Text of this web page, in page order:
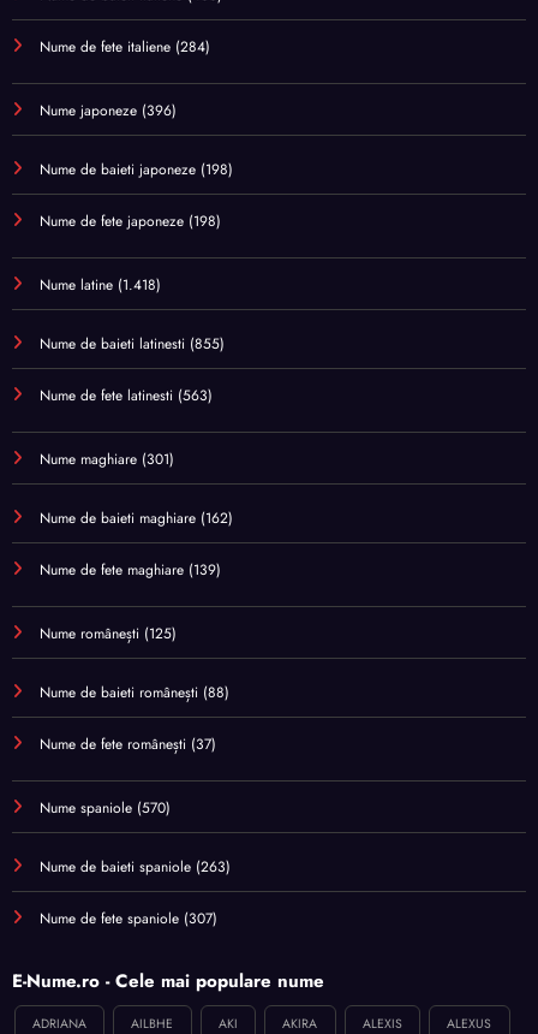
Nume de fete italiene (284)
Nume japoneze (396)
Nume de baieti japoneze (198)
Nume de fete japoneze (198)
Nume latine (1.418)
Nume de baieti latinesti (855)
Nume de fete latinesti (563)
Nume maghiare (301)
Nume de baieti maghiare (162)
Nume de fete maghiare (139)
Nume românești (125)
Nume de baieti românești (88)
Nume de fete românești (37)
Nume spaniole (570)
Nume de baieti spaniole (263)
Nume de fete spaniole (307)
E-Nume.ro - Cele mai populare nume
ADRIANA AILBHE AKI AKIRA ALEXIS ALEXUS